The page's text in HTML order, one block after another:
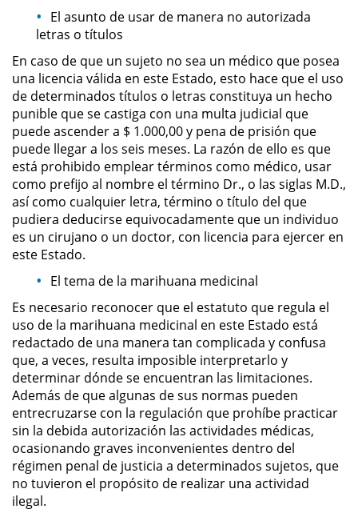
Orden de Restricción
Permanente
Órdenes de Restricción
Orden de Restricción Temporal
Porno Venganza
Publicar Información Dañina en
Internet
Violación de una Orden de
Restricción
Assault & Battery
Assault on a Public Official
Assault with a Deadly Weapon
Battery On A Peace Officer
El asunto de usar de manera no autorizada
letras o títulos
En caso de que un sujeto no sea un médico que posea
una licencia válida en este Estado, esto hace que el uso
de determinados títulos o letras constituya un hecho
punible que se castiga con una multa judicial que
puede ascender a $ 1.000,00 y pena de prisión que
puede llegar a los seis meses. La razón de ello es que
está prohibido emplear términos como médico, usar
como prefijo al nombre el término Dr., o las siglas M.D.,
así como cualquier letra, término o título del que
pudiera deducirse equivocadamente que un individuo
es un cirujano o un doctor, con licencia para ejercer en
este Estado.
El tema de la marihuana medicinal
Es necesario reconocer que el estatuto que regula el
uso de la marihuana medicinal en este Estado está
redactado de una manera tan complicada y confusa
que, a veces, resulta imposible interpretarlo y
determinar dónde se encuentran las limitaciones.
Además de que algunas de sus normas pueden
entrecruzarse con la regulación que prohíbe practicar
sin la debida autorización las actividades médicas,
ocasionando graves inconvenientes dentro del
régimen penal de justicia a determinados sujetos, que
no tuvieron el propósito de realizar una actividad
ilegal.